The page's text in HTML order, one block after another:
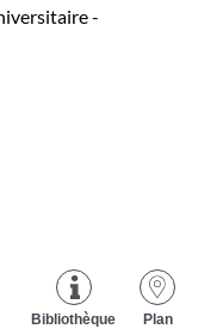
-
Plan
Bibliothèque